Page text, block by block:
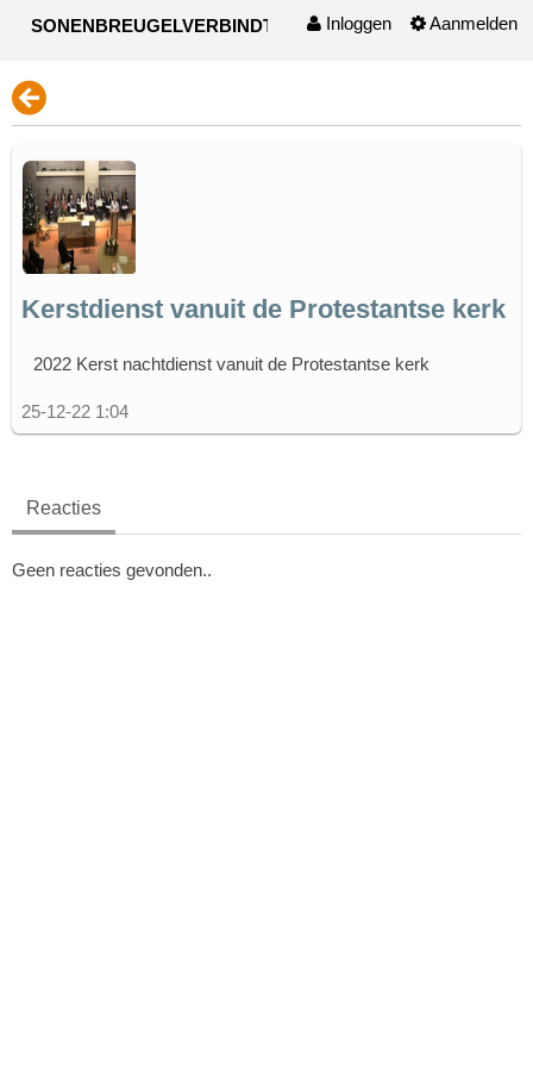
Inloggen Aanmelden
SONENBREUGELVERBINDT
Kerstdienst vanuit de Protestantse kerk
2022 Kerst nachtdienst vanuit de Protestantse kerk
25-12-22 1:04
Reacties
Geen reacties gevonden..